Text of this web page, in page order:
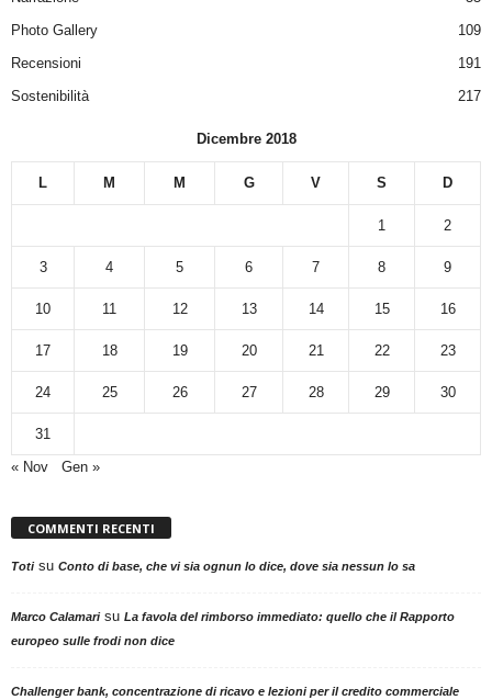
Photo Gallery
109
Recensioni
191
Sostenibilità
217
Dicembre 2018
L M M G V S D
1 2
3 4 5 6 7 8 9
10 11 12 13 14 15 16
17 18 19 20 21 22 23
24 25 26 27 28 29 30
31
« Nov
Gen »
COMMENTI RECENTI
Totisu Conto di base, che vi sia ognun lo dice, dove sia nessun lo sa
Marco Calamarisu La favola del rimborso immediato: quello che il Rapporto
europeo sulle frodi non dice
Challenger bank, concentrazione di ricavo e lezioni per il credito commerciale